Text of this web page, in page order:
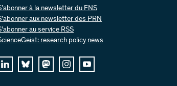
à la newsletter du FNS
aux newsletter des PRN
au service RSS
research policy news